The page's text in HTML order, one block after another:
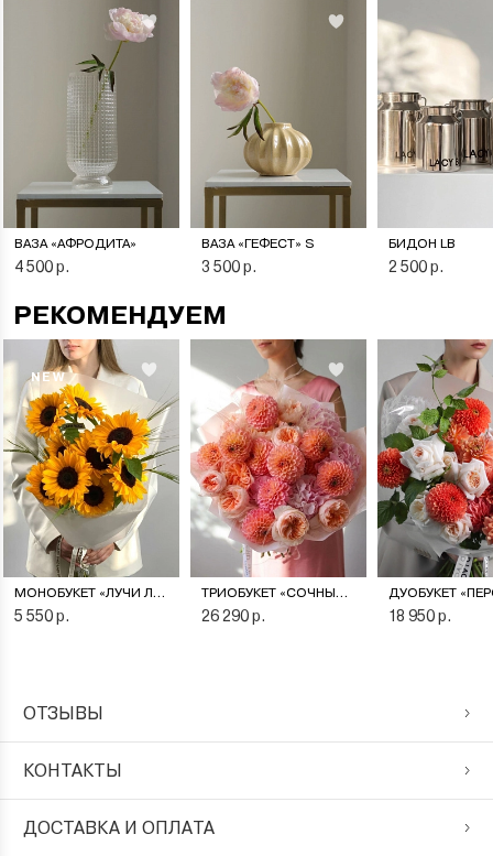
ВАЗА «АФРОДИТА»
4 500 р.
ВАЗА «ГЕФЕСТ» S
3 500 р.
БИДОН LB
2 500 р.
РЕКОМЕНДУЕМ
NEW
МОНОБУКЕТ «ЛУЧИ ЛЕТА»
5 550 р.
ТРИОБУКЕТ «СОЧНЫЙ ПЕРСИК»
26 290 р. 18 950 р.
ОТЗЫВЫ
КОНТАКТЫ
ДОСТАВКА И ОПЛАТА